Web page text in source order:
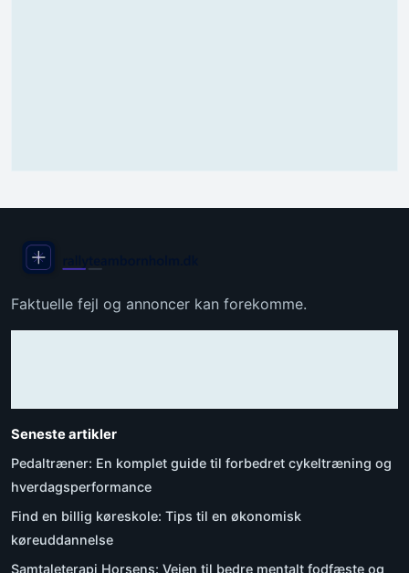
Faktuelle fejl og annoncer kan forekomme.
Seneste artikler
Pedaltræner: En komplet guide til forbedret cykeltræning og
hverdagsperformance
Find en billig køreskole: Tips til en økonomisk
køreuddannelse
Samtaleterapi Horsens: Vejen til bedre mentalt fodfæste og